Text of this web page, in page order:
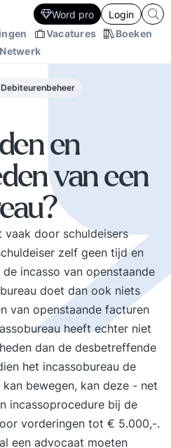
Vacatures
Boeken
Netwerk
Word pro Login
Debiteurenbeheer
en
van een
vaak door schuldeisers
zelf geen tijd en
incasso van openstaande
doet dan ook niets
van openstaande facturen
heeft echter niet
dan de desbetreffende
het incassobureau de
bewegen, kan deze - net
incassoprocedure bij de
vorderingen tot € 5.000,-.
een advocaat moeten